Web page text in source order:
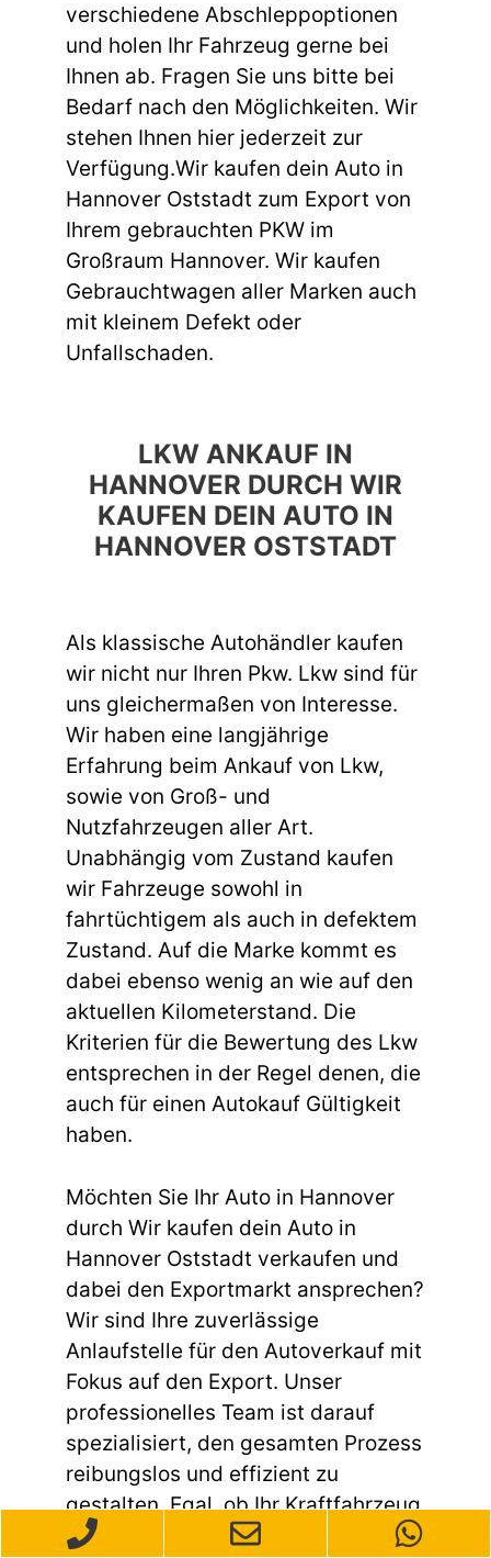
verschiedene Abschleppoptionen
und holen Ihr Fahrzeug gerne bei
Ihnen ab. Fragen Sie uns bitte bei
Bedarf nach den Möglichkeiten. Wir
stehen Ihnen hier jederzeit zur
Verfügung.Wir kaufen dein Auto in
Hannover Oststadt zum Export von
Ihrem gebrauchten PKW im
Großraum Hannover. Wir kaufen
Gebrauchtwagen aller Marken auch
mit kleinem Defekt oder
Unfallschaden.
LKW ANKAUF IN
HANNOVER DURCH WIR
KAUFEN DEIN AUTO IN
HANNOVER OSTSTADT
Als klassische Autohändler kaufen
wir nicht nur Ihren Pkw. Lkw sind für
uns gleichermaßen von Interesse.
Wir haben eine langjährige
Erfahrung beim Ankauf von Lkw,
sowie von Groß- und
Nutzfahrzeugen aller Art.
Unabhängig vom Zustand kaufen
wir Fahrzeuge sowohl in
fahrtüchtigem als auch in defektem
Zustand. Auf die Marke kommt es
dabei ebenso wenig an wie auf den
aktuellen Kilometerstand. Die
Kriterien für die Bewertung des Lkw
entsprechen in der Regel denen, die
auch für einen Autokauf Gültigkeit
haben.
Möchten Sie Ihr Auto in Hannover
durch Wir kaufen dein Auto in
Hannover Oststadt verkaufen und
dabei den Exportmarkt ansprechen?
Wir sind Ihre zuverlässige
Anlaufstelle für den Autoverkauf mit
Fokus auf den Export. Unser
professionelles Team ist darauf
spezialisiert, den gesamten Prozess
reibungslos und effizient zu
gestalten. Egal, ob Ihr Kraftfahrzeug
gebraucht ist, einen Unfallschaden